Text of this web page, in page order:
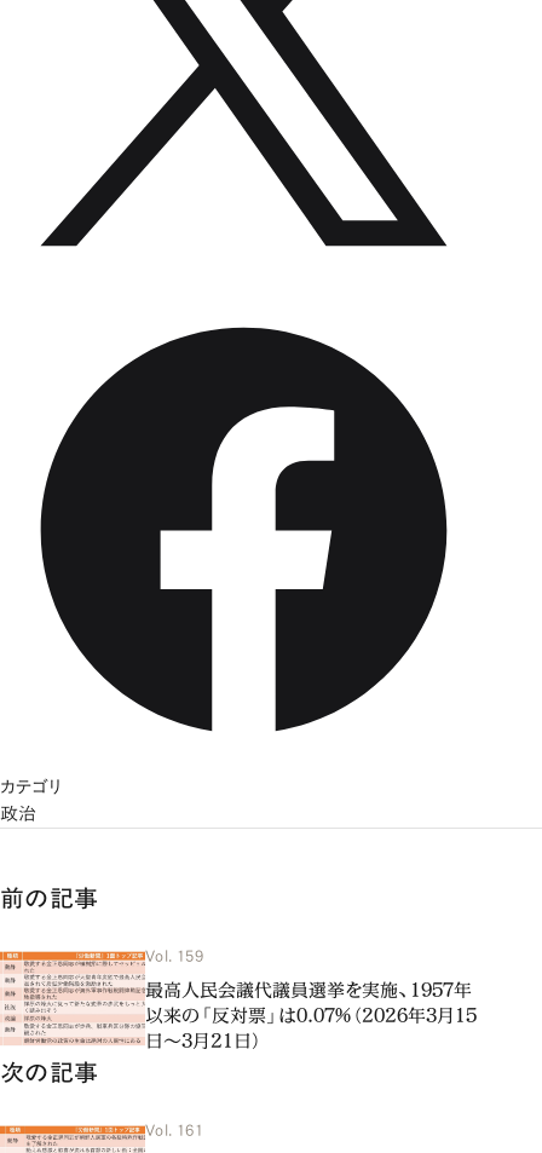
カテゴリ
政治
前の記事
Vol. 159
最高人民会議代議員選挙を実施、1957年
以来の「反対票」は0.07％（2026年3月15
日～3月21日）
次の記事
Vol. 161